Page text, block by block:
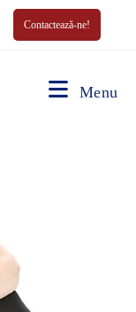
Contactează-ne!
Menu